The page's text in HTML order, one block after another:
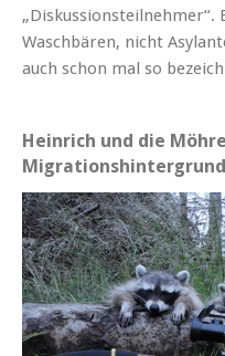
„Diskussionsteilnehmer“.
Waschbären, nicht
auch schon mal so
Heinrich und die
Migrationshintergrund